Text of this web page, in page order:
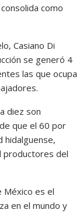
como
Casiano Di
se generó 4
las que ocupa
diez son
que el 60 por
hidalguense,
productores del
México es el
en el mundo y